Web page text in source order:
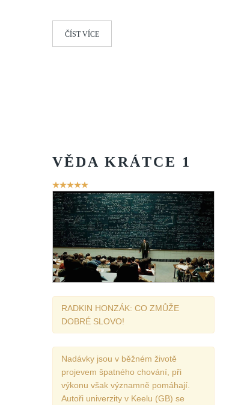
ČÍST VÍCE
VĚDA KRÁTCE 1
Hodnocení
uživatelů:5/5
RADKIN HONZÁK: CO ZMŮŽE
DOBRÉ SLOVO!
Nadávky jsou v běžném životě
projevem špatného chování, při
výkonu však významně pomáhají.
Autoři univerzity v Keelu (GB) se